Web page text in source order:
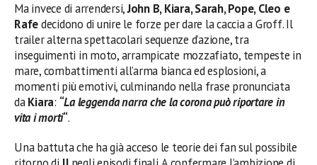
Ma invece di arrendersi,John B, Kiara, Sarah, Pope, Cleo e
Rafedecidono di unire le forze per dare la caccia a Groff. Il
trailer alterna spettacolari sequenze d’azione, tra
inseguimenti in moto, arrampicate mozzafiato, tempeste in
mare, combattimenti all’arma bianca ed esplosioni, a
momenti più emotivi, culminando nella frase pronunciata
daKiara: “La leggenda narra che la corona può riportare in
vita i morti“.
Una battuta che ha già acceso le teorie dei fan sul possibile